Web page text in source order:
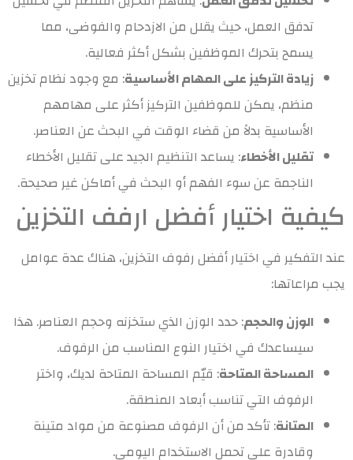
تدفق العمل، حيث يقلل من الازدحام والفوضى، مما
يسمح بتحرك الموظفين بشكل أكثر فعالية.
زيادة التركيز على المهام الأساسية: مع وجود نظام تخزين
منظم، يمكن للموظفين التركيز أكثر على مهامهم
الأساسية بدلاً من قضاء الوقت في البحث عن العناصر.
تقليل الأخطاء: يساعد التنظيم الجيد على تقليل الأخطاء
الناجمة عن سوء الفهم أو البحث في أماكن غير صحيحة.
كيفية اختيار أفضل ارفف التخزين
عند التفكير في اختيار أفضل رفوف التخزين، هناك عدة عوامل
يجب مراعاتها:
الوزن والحجم: حدد الوزن الذي ستخزنه وحجم العناصر. هذا
سيساعدك في اختيار النوع المناسب من الرفوف.
المساحة المتاحة: قيّم المساحة المتاحة لديك، واختر
الرفوف التي تناسب أبعاد المنطقة.
المتانة: تأكد من أن الرفوف مصنوعة من مواد متينة
وقادرة على تحمل الاستخدام اليومي.